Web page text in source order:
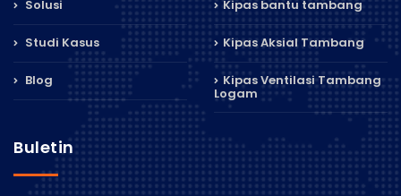
Solusi
Studi Kasus
Blog
Kipas bantu tambang
Kipas Aksial Tambang
Kipas Ventilasi Tambang
Logam
Buletin